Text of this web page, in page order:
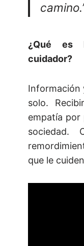
¿Qué es
cuidador?
Información
solo.
empatía
sociedad.
que le